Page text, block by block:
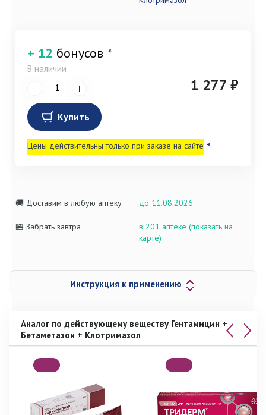
+ 12 бонусов *
В наличии
1 277 ₽
Купить
Цены действительны только при заказе на сайте *
🚚 Доставим в любую аптеку до 11.08.2026
🏪 Забрать завтра
в 201 аптеке (показать на
карте)
Инструкция к применению
Аналог по действующему веществу Гентамицин +
Бетаметазон + Клотримазол